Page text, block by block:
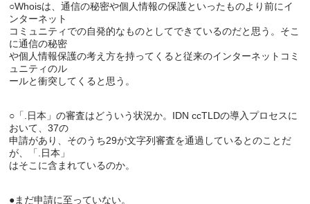
○Whoisは、通信の秘密や個人情報の保護といったものより前にイ
ンターネット
コミュニティでの自発的なものとしてできているのだと思う。そこ
に通信の秘密
や個人情報保護の考え方を持ってくると従来のインターネットコミ
ュニティのル
○「.日本」の審査はどういう状況か。IDN ccTLDの導入プロセスに
おいて、37の
申請があり、そのうち29が文字列審査を通過しているとのことだ
が、「.日本」